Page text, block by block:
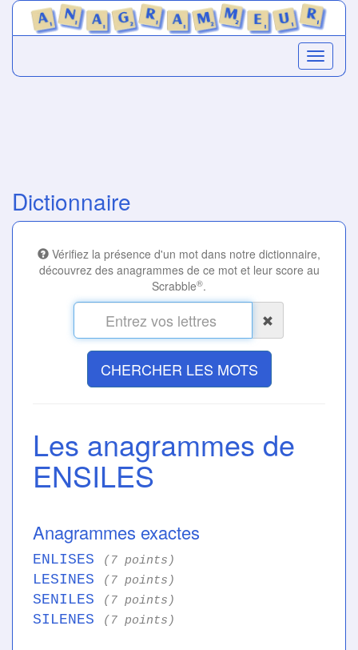
Dictionnaire
Vérifiez la présence d'un mot dans notre dictionnaire,
découvrez des anagrammes de ce mot et leur score au
Scrabble®.
CHERCHER LES MOTS
Les anagrammes de
ENSILES
Anagrammes exactes
ENLISES (7 points)
LESINES (7 points)
SENILES (7 points)
SILENES (7 points)